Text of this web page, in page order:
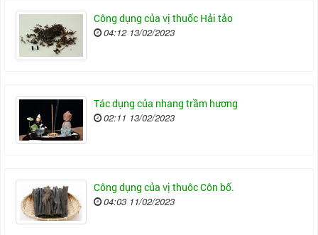
Công dụng của vị thuốc Hải tảo
04:12 13/02/2023
Tác dụng của nhang trầm hương
02:11 13/02/2023
Công dụng của vị thuôc Côn bố.
04:03 11/02/2023